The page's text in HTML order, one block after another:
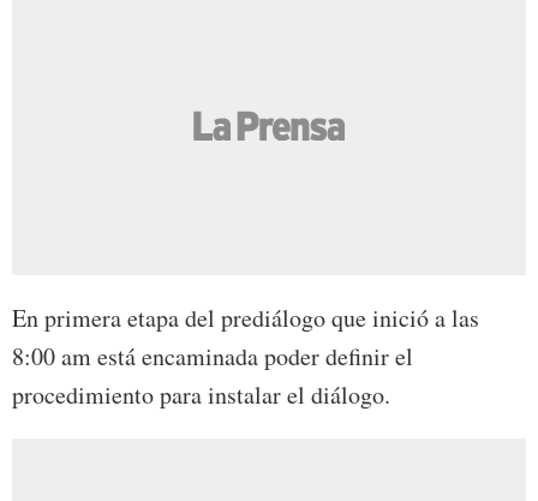
En primera etapa del prediálogo que inició a las
8:00 am está encaminada poder definir el
procedimiento para instalar el diálogo.